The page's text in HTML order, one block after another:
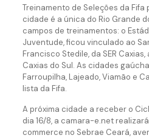
Treinamento de Seleções da Fifa
cidade é a única do Rio Grande
campos de treinamentos: o
Juventude, ficou vinculado ao
Francisco Stedile, da SER
Caxias do Sul. As cidades
Farroupilha, Lajeado, Viamão e
lista da Fifa.
A próxima cidade a receber o
dia 16/8, a camara-e.net
commerce no Sebrae Ceará,